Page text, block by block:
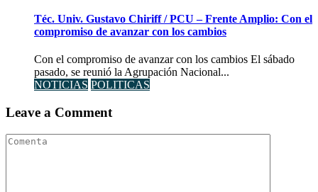
Téc. Univ. Gustavo Chiriff / PCU – Frente Amplio: Con el
compromiso de avanzar con los cambios
Con el compromiso de avanzar con los cambios El sábado
pasado, se reunió la Agrupación Nacional...
NOTICIAS POLITICAS
Leave a Comment